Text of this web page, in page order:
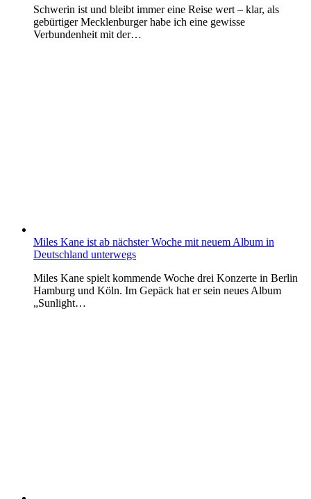
Schwerin ist und bleibt immer eine Reise wert – klar, als
gebürtiger Mecklenburger habe ich eine gewisse
Verbundenheit mit der…
Miles Kane ist ab nächster Woche mit neuem Album in
Deutschland unterwegs
Miles Kane spielt kommende Woche drei Konzerte in Berlin
Hamburg und Köln. Im Gepäck hat er sein neues Album
„Sunlight…